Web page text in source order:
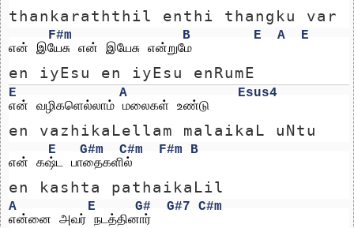
thankaraththil enthi thangku var
F#m B E A
E
என் இயேசு என் இயேசு என்றுமே
en iyEsu en iyEsu enRumE
E A Esus4
என் வழிகளெல்லாம் மலைகள் உண்டு
en vazhikaLellam malaikaL uNtu
E G#m C#m F#m
B
என் கஷ்ட பாதைகளில்
en kashta pathaikaLil
A E G# G#7
C#m
என்னை அவர் நடத்தினார்